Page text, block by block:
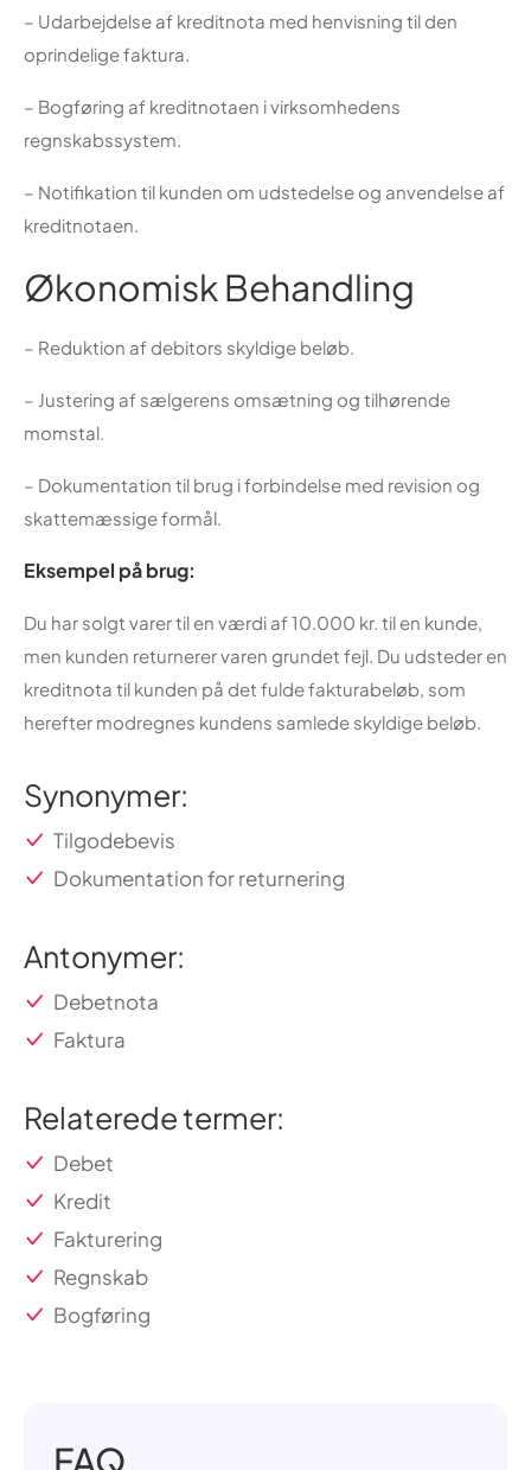
– Udarbejdelse af kreditnota med henvisning til den
oprindelige faktura.
– Bogføring af kreditnotaen i virksomhedens
regnskabssystem.
– Notifikation til kunden om udstedelse og anvendelse af
kreditnotaen.
Økonomisk Behandling
– Reduktion af debitors skyldige beløb.
– Justering af sælgerens omsætning og tilhørende
momstal.
– Dokumentation til brug i forbindelse med revision og
skattemæssige formål.
Eksempel på brug:
Du har solgt varer til en værdi af 10.000 kr. til en kunde,
men kunden returnerer varen grundet fejl. Du udsteder en
kreditnota til kunden på det fulde fakturabeløb, som
herefter modregnes kundens samlede skyldige beløb.
Synonymer:
Tilgodebevis
Dokumentation for returnering
Antonymer:
Debetnota
Faktura
Relaterede termer:
Debet
Kredit
Fakturering
Regnskab
Bogføring
FAQ